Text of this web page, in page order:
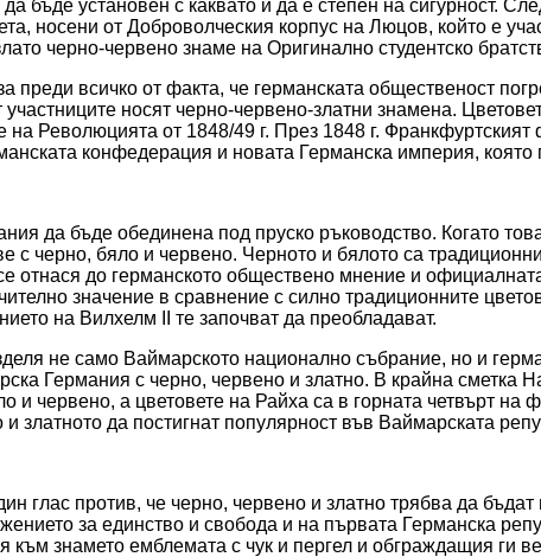
бъде установен с каквато и да е степен на сигурност.
носени от Доброволческия корпус на Люцов, който е
черно-червено знаме на Оригинално студентско
преди всичко от факта, че германската общественост
носят черно-червено-златни знамена.
Революцията от 1848/49 г. През 1848 г.
конфедерация и новата Германска империя,
да бъде обединена под пруско ръководство. Когато
с черно, бяло и червено. Черното и бялото са
отнася до германското обществено мнение и
значение в сравнение с силно традиционните
на Вилхелм II те започват да преобладават.
не само Ваймарското национално събрание, но и
Германия с черно, червено и златно. В крайна
и червено, а цветовете на Райха са в горната четвърт
златното да постигнат популярност във Ваймарската
глас против, че черно, червено и златно трябва да
за единство и свобода и на първата Германска
към знамето емблемата с чук и пергел и обграждащия ги